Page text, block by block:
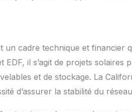
un cadre technique et
il s’agit de projets
et de stockage. La
d’assurer la stabilité du